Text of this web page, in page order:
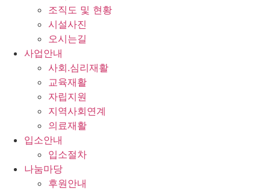
조직도 및 현황
시설사진
오시는길
사업안내
사회.심리재활
교육재활
자립지원
지역사회연계
의료재활
입소안내
입소절차
나눔마당
후원안내